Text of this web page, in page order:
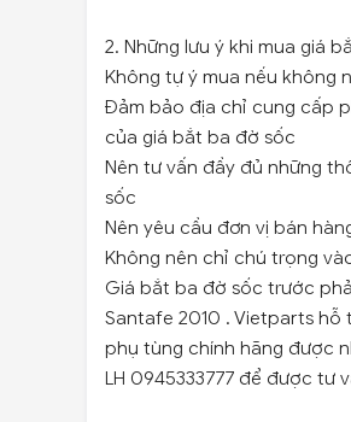
2. Những lưu ý khi mua giá
Không tự ý mua nếu không
Đảm bảo địa chỉ cung cấp
của giá bắt ba đờ sốc
Nên tư vấn đầy đủ những
sốc
Nên yêu cầu đơn vị bán
Không nên chỉ chú trọng
Giá bắt ba đờ sốc trước
Santafe 2010 . Vietparts hỗ
phụ tùng chính hãng được
LH 0945333777 để được tư